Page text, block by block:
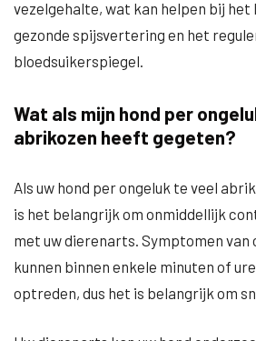
vezelgehalte, wat kan helpen bij het
gezonde spijsvertering en het
bloedsuikerspiegel.
Wat als mijn hond per
abrikozen heeft gegeten?
Als uw hond per ongeluk te veel
is het belangrijk om onmiddellijk
met uw dierenarts. Symptomen
kunnen binnen enkele minuten of
optreden, dus het is belangrijk om